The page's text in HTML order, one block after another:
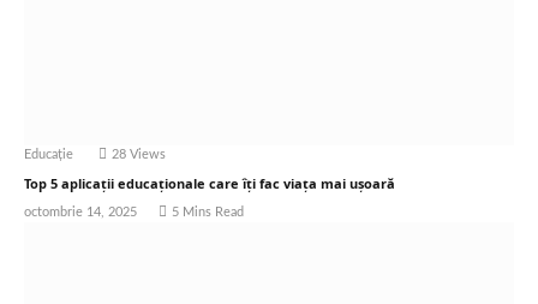
Educație 28 Views
Top 5 aplicații educaționale care îți fac viața mai ușoară
octombrie 14, 2025 5 Mins Read